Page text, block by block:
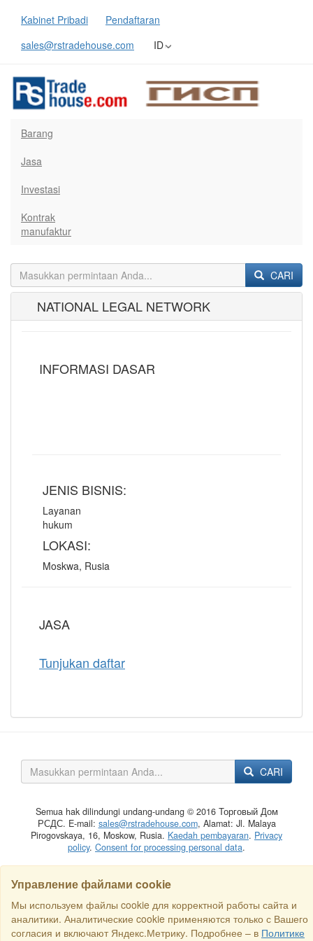
Kabinet Pribadi
Pendaftaran
sales@rstradehouse.com
ID
Barang
Jasa
Investasi
Kontrak
manufaktur
CARI
NATIONAL LEGAL NETWORK
INFORMASI DASAR
JENIS BISNIS:
Layanan
hukum
LOKASI:
Moskwa, Rusia
JASA
Tunjukan daftar
Управление файлами cookie
Мы используем файлы cookie для корректной работы сайта и
аналитики. Аналитические cookie применяются только с Вашего
согласия и включают Яндекс.Метрику. Подробнее – в Политике
CARI
Semua hak dilindungi undang-undang © 2016 Торговый Дом
РСДС. E-mail: sales@rstradehouse.com, Alamat: Jl. Malaya
Pirogovskaya, 16, Moskow, Rusia. Kaedah pembayaran. Privacy
policy. Consent for processing personal data.